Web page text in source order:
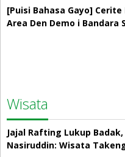
[Puisi Bahasa Gayo]
Area Den Demo i
Wisata
Jajal Rafting Lukup
Nasiruddin: Wisata